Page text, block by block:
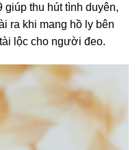
giúp thu hút tình duyên,
ra khi mang hồ ly bên
lộc cho người đeo.